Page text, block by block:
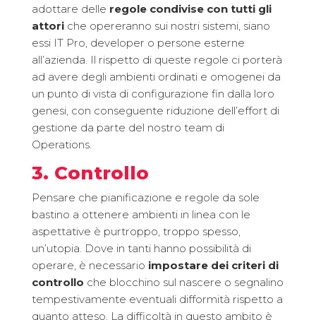
adottare delle regole condivise con tutti gli
attoriche opereranno sui nostri sistemi, siano
essi IT Pro, developer o persone esterne
all’azienda. Il rispetto di queste regole ci porterà
ad avere degli ambienti ordinati e omogenei da
un punto di vista di configurazione fin dalla loro
genesi, con conseguente riduzione dell’effort di
gestione da parte del nostro team di
Operations.
3. Controllo
Pensare che pianificazione e regole da sole
bastino a ottenere ambienti in linea con le
aspettative è purtroppo, troppo spesso,
un’utopia. Dove in tanti hanno possibilità di
operare, è necessario impostare dei criteri di
controllo che blocchino sul nascere o segnalino
tempestivamente eventuali difformità rispetto a
quanto atteso. La difficoltà in questo ambito è